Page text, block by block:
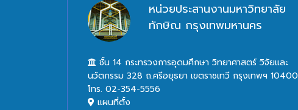
หน่วยประสานงานมหาวิทยาลัย
ทักษิณ กรุงเทพมหานคร
ชั้น 14 กระทรวงการอุดมศึกษา วิทยาศาสตร์ วิจัยและ
นวัตกรรม 328 ถ.ศรีอยุธยา เขตราชเทวี กรุงเทพฯ 10400
โทร. 02-354-5556
แผนที่ตั้ง